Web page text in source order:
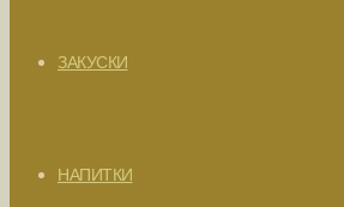
ЗАКУСКИ
НАПИТКИ